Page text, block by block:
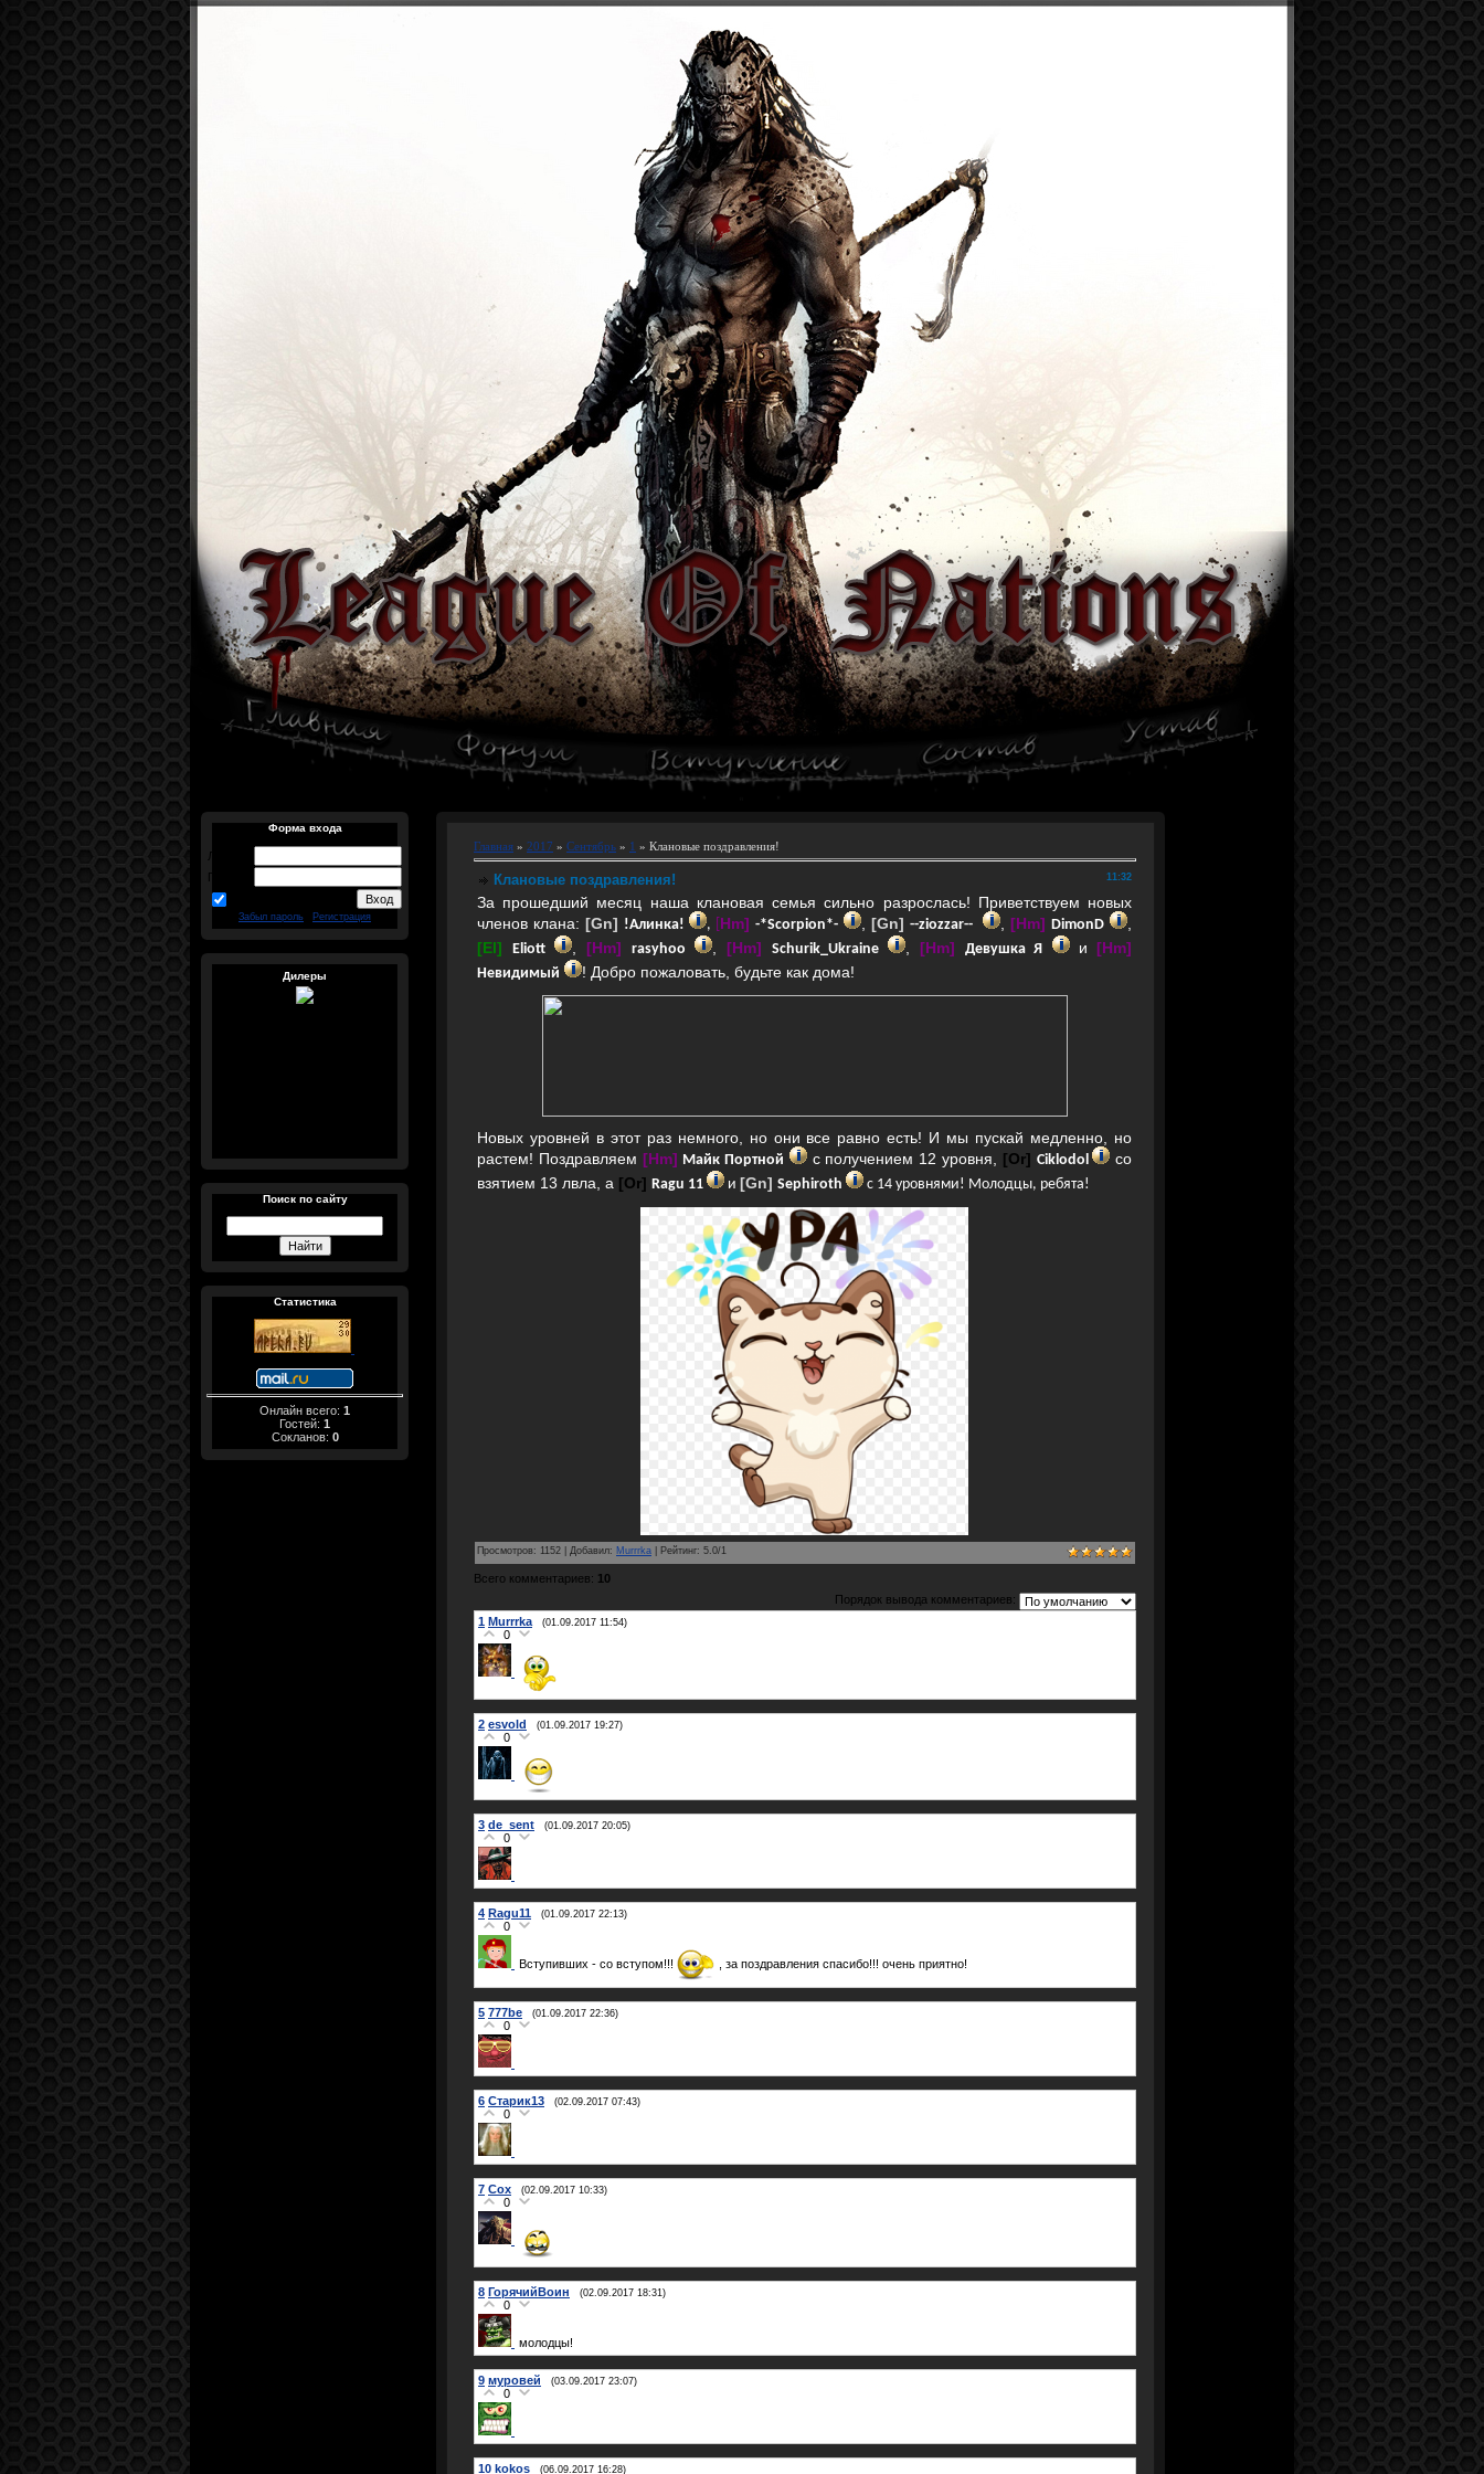
Форма входа
Логин:
Пароль:
Забыл пароль Регистрация
Дилеры
Поиск по сайту
Статистика
Онлайн всего: 1
Гостей: 1
Сокланов: 0
Главная » 2017 » Сентябрь » 1 » Клановые поздравления!
11:32
Клановые поздравления!
За прошедший месяц наша клановая семья сильно разрослась! Приветствуем новых
членов клана: [Gn] !Алинка! , Hm] -*Scorpion*- [Gn] --ziozzar-- [Hm] DimonD
[El]
Eliott [Hm] rasyhoo [Hm] Schurik_Ukraine [Hm] Девушка Я и [Hm]
Невидимый ! Добро пожаловать, будьте как дома!
Новых уровней в этот раз немного, но они все равно есть! И мы пускай медленно, но
растем! Поздравляем [Hm] Майк Портной с получением 12 уровня, [Or] Ciklodol
со
взятием 13 лвла, а [Or] Ragu 11 и [Gn] Sephiroth с 14 уровнями! Молодцы, ребята!
Просмотров: 1152 Добавил: Murrrka Рейтинг: 5.0/1
Всего комментариев: 10
Порядок вывода комментариев:
1 Murrrka (01.09.2017 11:54)
0
2 esvold (01.09.2017 19:27)
0
3 de_sent (01.09.2017 20:05)
0
4 Ragu11 (01.09.2017 22:13)
0
Вступивших - со вступом!!! , за поздравления спасибо!!! очень приятно!
5 777be (01.09.2017 22:36)
0
6 Старик13 (02.09.2017 07:43)
0
7 Cox (02.09.2017 10:33)
0
8 ГорячийВоин (02.09.2017 18:31)
0
молодцы!
9 муровей (03.09.2017 23:07)
0
10 kokos (06.09.2017 16:28)